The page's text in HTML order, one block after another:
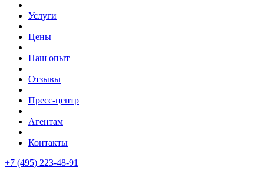
Услуги
Цены
Наш опыт
Отзывы
Пресс-центр
Агентам
Контакты
+7 (495) 223-48-91